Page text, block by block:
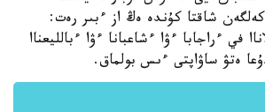
شاقتا كۇندە ەڭ از ءبىر رەت:
في ءراجابا ءۋا ءشاعبانا ءۋا ءبالليعناا
ەتۋ ساۋاپتى ءىس بولماق.